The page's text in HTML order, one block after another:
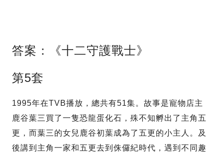
答案：《十二守護戰士》
第5套
1995年在TVB播放，總共有51集。故事是寵物店主
鹿谷葉三買了一隻恐龍蛋化石，殊不知孵出了主角五
更，而葉三的女兒鹿谷初葉成為了五更的小主人。及
後講到主角一家和五更去到侏儸紀時代，遇到不同趣